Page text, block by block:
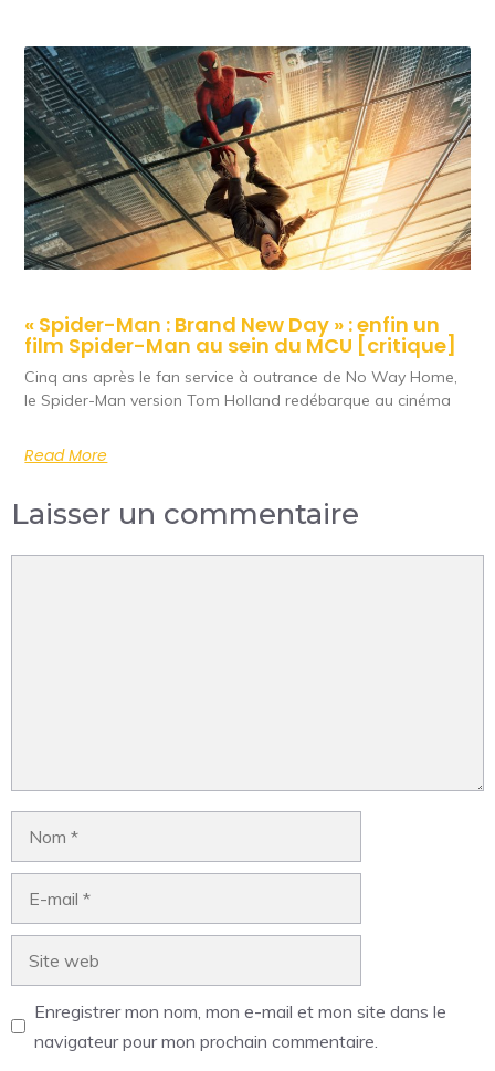
« Spider-Man : Brand New Day » : enfin un
film Spider-Man au sein du MCU [critique]
Cinq ans après le fan service à outrance de No Way Home,
le Spider-Man version Tom Holland redébarque au cinéma
Read More
Laisser un commentaire
Enregistrer mon nom, mon e-mail et mon site dans le
navigateur pour mon prochain commentaire.